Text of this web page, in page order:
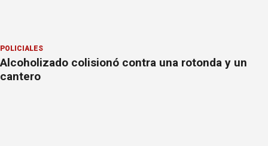
POLICIALES
Alcoholizado colisionó contra una rotonda y un
cantero